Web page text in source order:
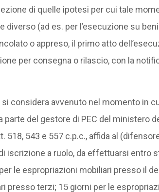
di quelle ipotesi per cui tale
diverso (ad es. per l’esecuzione su
o appreso, il primo atto
per consegna o rilascio, con la
considera avvenuto nel momento in
parte del gestore di PEC del ministero
518, 543 e 557 c.p.c., affida al
iscrizione a ruolo, da effettuarsi entro
le espropriazioni mobiliari presso il
presso terzi; 15 giorni per le